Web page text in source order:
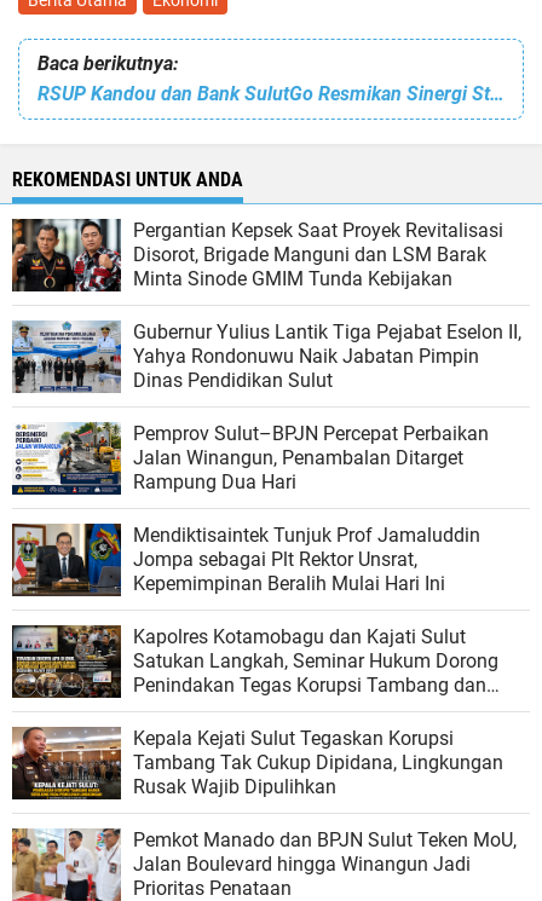
Baca berikutnya:
RSUP Kandou dan Bank SulutGo Resmikan Sinergi Strategis! Layanan Kesehatan dan Keuangan Sulut
REKOMENDASI UNTUK ANDA
Pergantian Kepsek Saat Proyek Revitalisasi
Disorot, Brigade Manguni dan LSM Barak
Minta Sinode GMIM Tunda Kebijakan
Gubernur Yulius Lantik Tiga Pejabat Eselon II,
Yahya Rondonuwu Naik Jabatan Pimpin
Dinas Pendidikan Sulut
Pemprov Sulut–BPJN Percepat Perbaikan
Jalan Winangun, Penambalan Ditarget
Rampung Dua Hari
Mendiktisaintek Tunjuk Prof Jamaluddin
Jompa sebagai Plt Rektor Unsrat,
Kepemimpinan Beralih Mulai Hari Ini
Kapolres Kotamobagu dan Kajati Sulut
Satukan Langkah, Seminar Hukum Dorong
Penindakan Tegas Korupsi Tambang dan
Kejahatan Ekologi
Kepala Kejati Sulut Tegaskan Korupsi
Tambang Tak Cukup Dipidana, Lingkungan
Rusak Wajib Dipulihkan
Pemkot Manado dan BPJN Sulut Teken MoU,
Jalan Boulevard hingga Winangun Jadi
Prioritas Penataan